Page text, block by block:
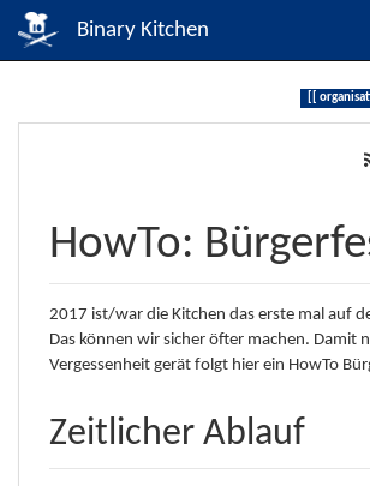
Binary Kitchen
HowTo:
2017 ist/war die Kitchen das erste mal auf
Das können wir sicher öfter machen. Damit
Vergessenheit gerät folgt hier ein HowTo
Zeitlicher Ablauf